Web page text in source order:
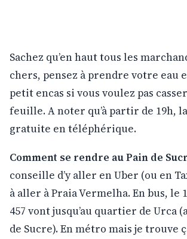
Sachez qu’en haut tous les
chers, pensez à prendre votre eau
petit encas si vous voulez pas
feuille. A noter qu’à partir de 19h,
gratuite en téléphérique.
Comment se rendre au Pain de
conseille d’y aller en Uber (ou en
à aller à Praia Vermelha. En bus, le
457 vont jusqu’au quartier de Urca
de Sucre). En métro mais je trouve